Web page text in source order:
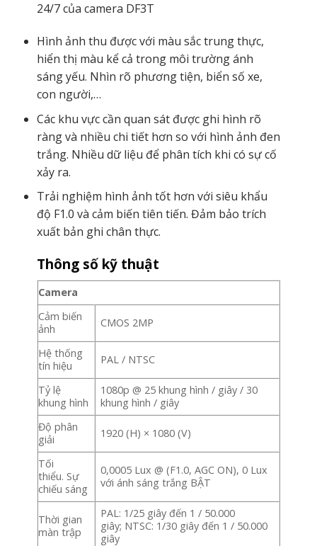
24/7 của camera DF3T
Hình ảnh thu được với màu sắc trung thực,
hiển thị màu kể cả trong môi trường ánh
sáng yếu. Nhìn rõ phương tiện, biển số xe,
con người,…
Các khu vực cần quan sát được ghi hình rõ
ràng và nhiều chi tiết hơn so với hình ảnh đen
trắng. Nhiều dữ liệu để phân tích khi có sự cố
xảy ra.
Trải nghiệm hình ảnh tốt hơn với siêu khẩu
độ F1.0 và cảm biến tiên tiến. Đảm bảo trích
xuất bản ghi chân thực.
Thông số kỹ thuật
Camera
Cảm biến
ảnh
CMOS 2MP
Hệ thống
tín hiệu
PAL / NTSC
Tỷ lệ
khung hình
1080p @ 25 khung hình / giây / 30
khung hình / giây
Độ phân
giải
1920 (H) × 1080 (V)
Tối
thiểu. Sự
chiếu sáng
0,0005 Lux @ (F1.0, AGC ON), 0 Lux
với ánh sáng trắng BẬT
Thời gian
màn trập
PAL: 1/25 giây đến 1 / 50.000
giây; NTSC: 1/30 giây đến 1 / 50.000
giây